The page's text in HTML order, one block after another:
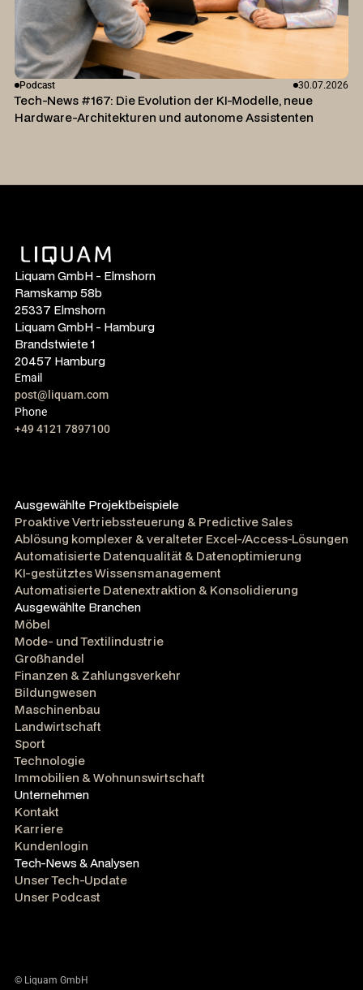
Podcast 30.07.2026
Tech-News #167: Die Evolution der KI-Modelle, neue
Hardware-Architekturen und autonome Assistenten
Liquam GmbH - Elmshorn
Ramskamp 58b
25337 Elmshorn
Liquam GmbH - Hamburg
Brandstwiete 1
20457 Hamburg
Email
post@liquam.com
Phone
+49 4121 7897100
Ausgewählte Projektbeispiele
Proaktive Vertriebssteuerung & Predictive Sales
Ablösung komplexer & veralteter Excel-/Access-Lösungen
Automatisierte Datenqualität & Datenoptimierung
KI-gestütztes Wissensmanagement
Automatisierte Datenextraktion & Konsolidierung
Ausgewählte Branchen
Möbel
Mode- und Textilindustrie
Großhandel
Finanzen & Zahlungsverkehr
Bildungwesen
Maschinenbau
Landwirtschaft
Sport
Technologie
Immobilien & Wohnunswirtschaft
Unternehmen
Kontakt
Karriere
Kundenlogin
Tech-News & Analysen
Unser Tech-Update
Unser Podcast
© Liquam GmbH